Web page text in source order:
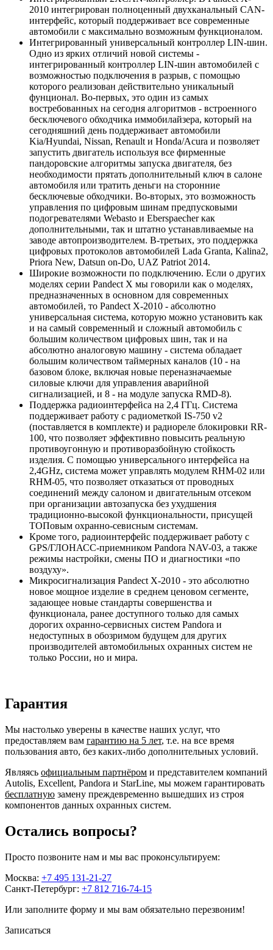
2010 интегрирован полноценный двухканальный CAN-
интерфейс, который поддерживает все современные
автомобили с максимально возможным функционалом.
Интегрированный универсальный контроллер LIN-шин.
Одно из ярких отличий новой системы -
интегрированный контроллер LIN-шин автомобилей с
возможностью подключения в разрыв, с помощью
которого реализован действительно уникальный
фунционал. Во-первых, это один из самых
востребованных на сегодня алгоритмов - встроенного
бесключевого обходчика иммобилайзера, который на
сегодняшний день поддерживает автомобили
Kia/Hyundai, Nissan, Renault и Honda/Acura и позволяет
запустить двигатель используя все фирменные
пандоровские алгоритмы запуска двигателя, без
необходимости прятать дополнительный ключ в салоне
автомобиля или тратить деньги на сторонние
бесключевые обходчики. Во-вторых, это возможность
управления по цифровым шинам предпусковыми
подогревателями Webasto и Eberspaecher как
дополнительными, так и штатно устанавливаемые на
заводе автопроизводителем. В-третьих, это поддержка
цифровых протоколов автомобилей Lada Granta, Kalina2,
Priora New, Datsun on-Do, UAZ Patriot 2014.
Широкие возможности по подключению. Если о других
моделях серии Pandect X мы говорили как о моделях,
предназначенных в основном для современных
автомобилей, то Pandect X-2010 - абсолютно
универсальная система, которую можно установить как
и на самый современный и сложный автомобиль с
большим количеством цифровых шин, так и на
абсолютно аналоговую машину - система обладает
большим количеством таймерных каналов (10 - на
базовом блоке, включая новые переназначаемые
силовые ключи для управления аварийной
сигнализацией, и 8 - на модуле запуска RMD-8).
Поддержка радиоинтерфейса на 2,4 ГГц. Система
поддерживает работу с радиометкой IS-750 v2
(поставляется в комплекте) и радиореле блокировки RR-
100, что позволяет эффективно повысить реальную
противоугонную и противоразбойную стойкость
изделия. С помощью универсального интерфейса на
2,4GHz, система может управлять модулем RHM-02 или
RHM-05, что позволяет отказаться от проводных
соединений между салоном и двигательным отсеком
при организации автозапуска без ухудшения
традиционно-высокой функциональности, присущей
ТОПовым охранно-севисным системам.
Кроме того, радиоинтерфейс поддерживает работу с
GPS/ГЛОНАСС-приемником Pandora NAV-03, а также
режимы настройки, смены ПО и диагностики «по
воздуху».
Микросигнализация Pandect X-2010 - это абсолютно
новое мощное изделие в среднем ценовом сегменте,
задающее новые стандарты совершенства и
функционала, ранее доступного только для самых
дорогих охранно-сервисных систем Pandora и
недоступных в обозримом будущем для других
производителей автомобильных охранных систем не
только России, но и мира.
Гарантия
Мы настолько уверены в качестве наших услуг, что
предоставляем вам гарантию на 5 лет, т.е. на все время
пользования авто, без каких-либо дополнительных условий.
Являясь официальным партнёром и представителем компаний
Autolis, Excellent, Pandora и StarLine, мы можем гарантировать
бесплатную замену преждевременно вышедших из строя
компонентов данных охранных систем.
Остались вопросы?
Просто позвоните нам и мы вас проконсультируем:
Москва: +7 495 131-21-27
Санкт-Петербург: +7 812 716-74-15
Или заполните форму и мы вам обязательно перезвоним!
Записаться